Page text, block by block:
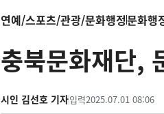
연예/스포츠/관광/문화행정문화행
충북문화재단,
시인 김선호 기자입력2025.07.01 08:06